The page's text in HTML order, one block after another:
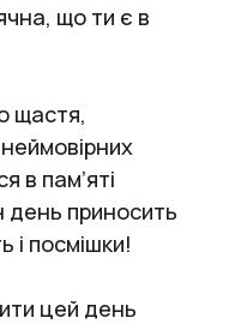
що ти є в
щастя,
в пам’яті
приносить
і посмішки!
цей день